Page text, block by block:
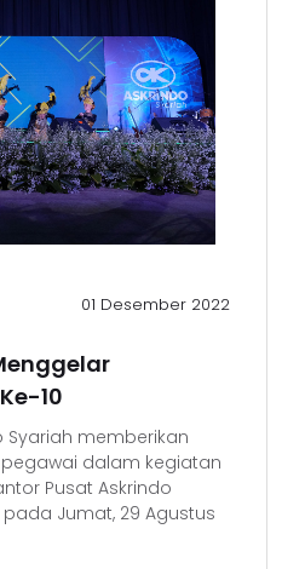
01 Desember 2022
10
Syariah memberikan
dalam kegiatan
Pusat Askrindo
Jumat, 29 Agustus